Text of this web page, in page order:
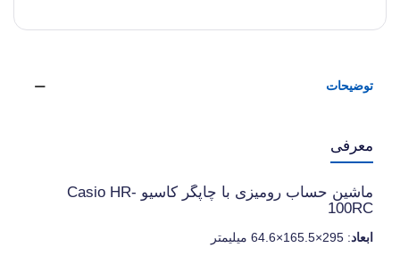
توضیحات
معرفی
ماشین حساب رومیزی با چاپگر کاسیو Casio HR-
100RC
ابعاد: 295×165.5×64.6 میلیمتر